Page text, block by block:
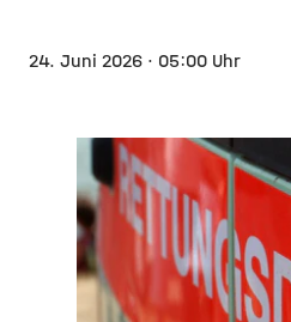
24. Juni 2026 · 05:00 Uhr